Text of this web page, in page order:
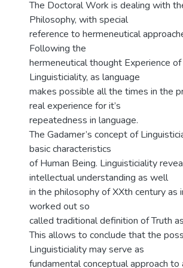
The Doctoral Work is dealing with
Philosophy, with special
reference to hermeneutical
Following the
hermeneutical thought Experience
Linguisticiality, as language
makes possible all the times in the
real experience for it’s
repeatedness in language.
The Gadamer’s concept of
basic characteristics
of Human Being. Linguisticiality
intellectual understanding as well
in the philosophy of XXth century as
worked out so
called traditional definition of Truth
This allows to conclude that the
Linguisticiality may serve as
fundamental conceptual approach